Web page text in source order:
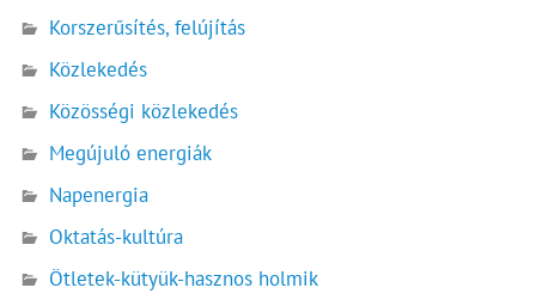
Korszerűsítés, felújítás
Közlekedés
Közösségi közlekedés
Megújuló energiák
Napenergia
Oktatás-kultúra
Ötletek-kütyük-hasznos holmik